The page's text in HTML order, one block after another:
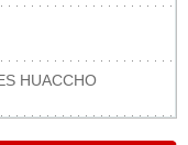
HUACCHO